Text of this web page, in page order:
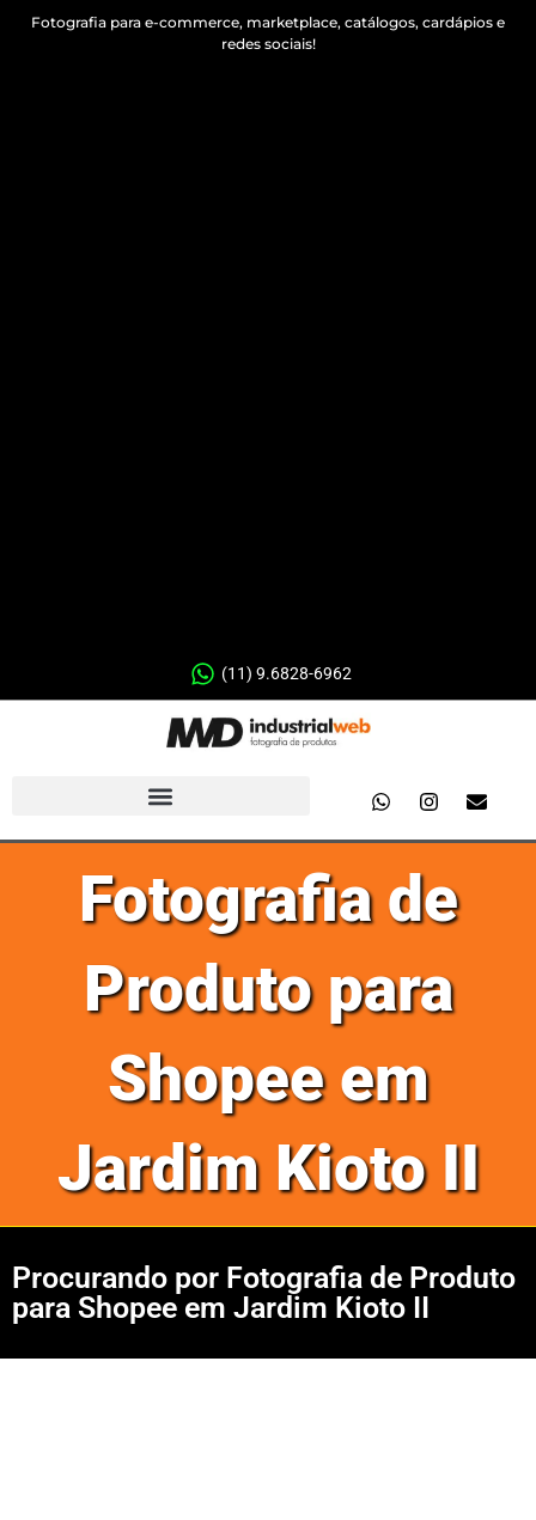
Fotografia para e-commerce, marketplace, catálogos, cardápios e
redes sociais!
(11) 9.6828-6962
Fotografia de
Produto para
Shopee em
Jardim Kioto II
Procurando por Fotografia de Produto
para Shopee em Jardim Kioto II